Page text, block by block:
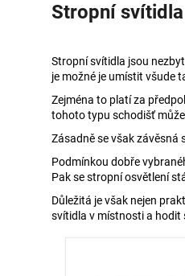
Stropní svítidla
Stropní svítidla jsou
je možné je umístit všude
Zejména to platí za
tohoto typu schodišť
Zásadně se však závěsná
Podmínkou dobře
Pak se stropní osvětlení
Důležitá je však nejen
svítidla v místnosti a hodit